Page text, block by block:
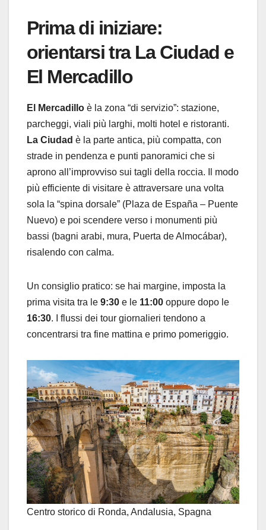
Prima di iniziare:
orientarsi tra La Ciudad e
El Mercadillo
El Mercadillo è la zona “di servizio”: stazione,
parcheggi, viali più larghi, molti hotel e ristoranti.
La Ciudad è la parte antica, più compatta, con
strade in pendenza e punti panoramici che si
aprono all’improvviso sui tagli della roccia. Il modo
più efficiente di visitare è attraversare una volta
sola la “spina dorsale” (Plaza de España – Puente
Nuevo) e poi scendere verso i monumenti più
bassi (bagni arabi, mura, Puerta de Almocábar),
risalendo con calma.
Un consiglio pratico: se hai margine, imposta la
prima visita tra le 9:30 e le 11:00 oppure dopo le
16:30. I flussi dei tour giornalieri tendono a
concentrarsi tra fine mattina e primo pomeriggio.
Centro storico di Ronda, Andalusia, Spagna